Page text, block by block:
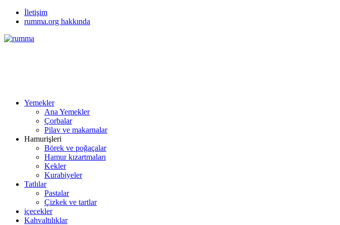
İletişim
rumma.org hakkında
Yemekler
Ana Yemekler
Çorbalar
Pilav ve makarnalar
Hamurişleri
Börek ve poğaçalar
Hamur kızartmaları
Kekler
Kurabiyeler
Tatlılar
Pastalar
Çizkek ve tartlar
içecekler
Kahvaltılıklar